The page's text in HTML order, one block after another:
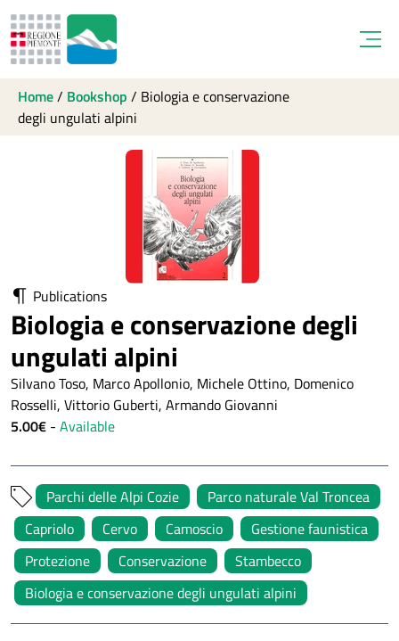
Home/ Bookshop / Biologia e conservazione
degli ungulati alpini
Publications
Biologia e conservazione degli
ungulati alpini
Silvano Toso, Marco Apollonio, Michele Ottino, Domenico
Rosselli, Vittorio Guberti, Armando Giovanni
5.00€ - Available
Parchi delle Alpi Cozie
Parco naturale Val Troncea
Capriolo
Cervo Camoscio
Gestione faunistica
Protezione
Conservazione
Stambecco
Biologia e conservazione degli ungulati alpini